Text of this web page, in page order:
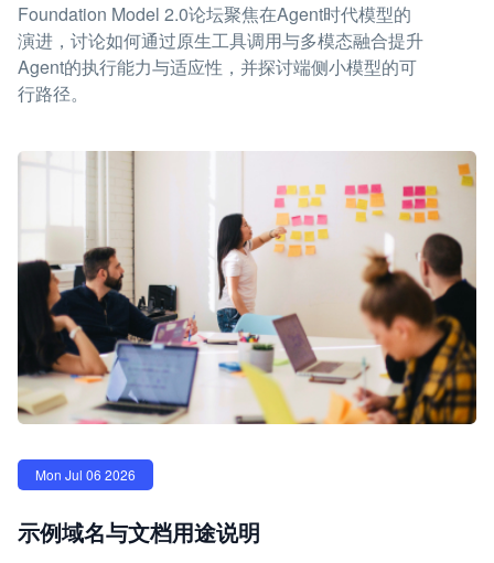
Foundation Model 2.0论坛聚焦在Agent时代模型的
演进，讨论如何通过原生工具调用与多模态融合提升
Agent的执行能力与适应性，并探讨端侧小模型的可
行路径。
Mon Jul 06 2026
示例域名与文档用途说明